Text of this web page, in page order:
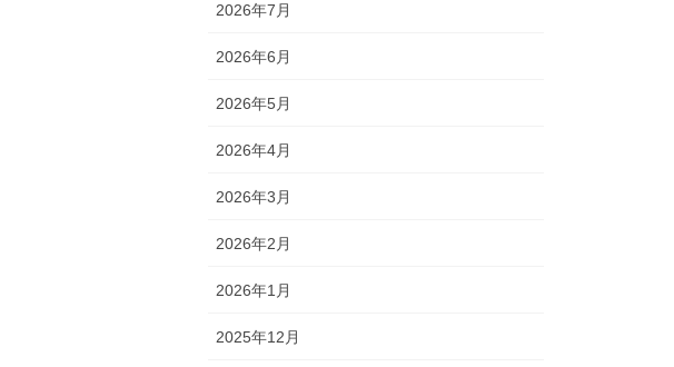
2026年7月
2026年6月
2026年5月
2026年4月
2026年3月
2026年2月
2026年1月
2025年12月